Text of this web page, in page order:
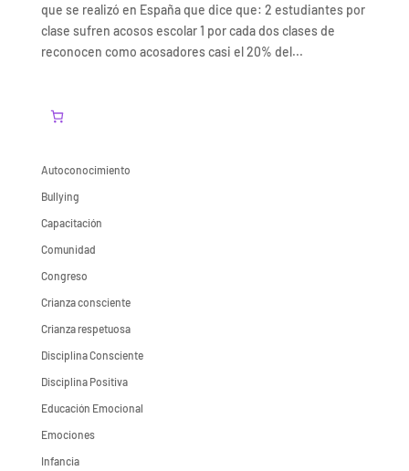
que se realizó en España que dice que: 2 estudiantes por
clase sufren acosos escolar 1 por cada dos clases de
reconocen como acosadores casi el 20% del...
Autoconocimiento
Bullying
Capacitación
Comunidad
Congreso
Crianza consciente
Crianza respetuosa
Disciplina Consciente
Disciplina Positiva
Educación Emocional
Emociones
Infancia